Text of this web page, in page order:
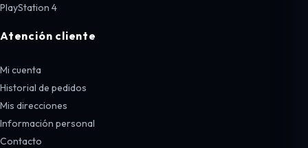
PlayStation 4
Atención cliente
Mi cuenta
Historial de pedidos
Mis direcciones
Información personal
Contacto